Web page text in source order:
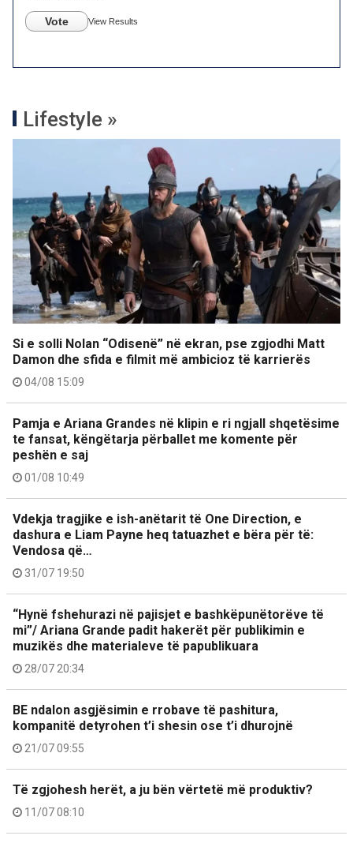
Vote View Results
Lifestyle »
Si e solli Nolan “Odisenë” në ekran, pse zgjodhi Matt
Damon dhe sfida e filmit më ambicioz të karrierës
04/08 15:09
Pamja e Ariana Grandes në klipin e ri ngjall shqetësime
te fansat, këngëtarja përballet me komente për
peshën e saj
01/08 10:49
Vdekja tragjike e ish-anëtarit të One Direction, e
dashura e Liam Payne heq tatuazhet e bëra për të:
Vendosa që…
31/07 19:50
“Hynë fshehurazi në pajisjet e bashkëpunëtorëve të
mi”/ Ariana Grande padit hakerët për publikimin e
muzikës dhe materialeve të papublikuara
28/07 20:34
BE ndalon asgjësimin e rrobave të pashitura,
kompanitë detyrohen t’i shesin ose t’i dhurojnë
21/07 09:55
Të zgjohesh herët, a ju bën vërtetë më produktiv?
11/07 08:10